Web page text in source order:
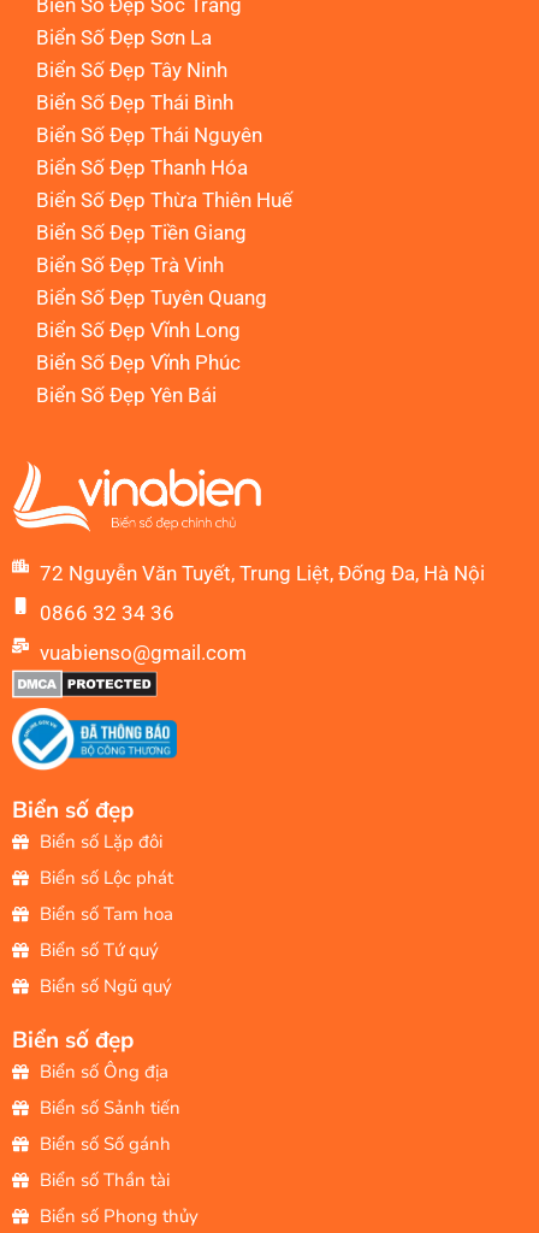
Biển Số Đẹp Sơn La
Biển Số Đẹp Tây Ninh
Biển Số Đẹp Thái Bình
Biển Số Đẹp Thái Nguyên
Biển Số Đẹp Thanh Hóa
Biển Số Đẹp Thừa Thiên Huế
Biển Số Đẹp Tiền Giang
Biển Số Đẹp Trà Vinh
Biển Số Đẹp Tuyên Quang
Biển Số Đẹp Vĩnh Long
Biển Số Đẹp Vĩnh Phúc
Biển Số Đẹp Yên Bái
72 Nguyễn Văn Tuyết, Trung Liệt, Đống Đa, Hà Nội
0866 32 34 36
vuabienso@gmail.com
Biển số đẹp
Biển số Lặp đôi
Biển số Lộc phát
Biển số Tam hoa
Biển số Tứ quý
Biển số Ngũ quý
Biển số đẹp
Biển số Ông địa
Biển số Sảnh tiến
Biển số Số gánh
Biển số Thần tài
Biển số Phong thủy